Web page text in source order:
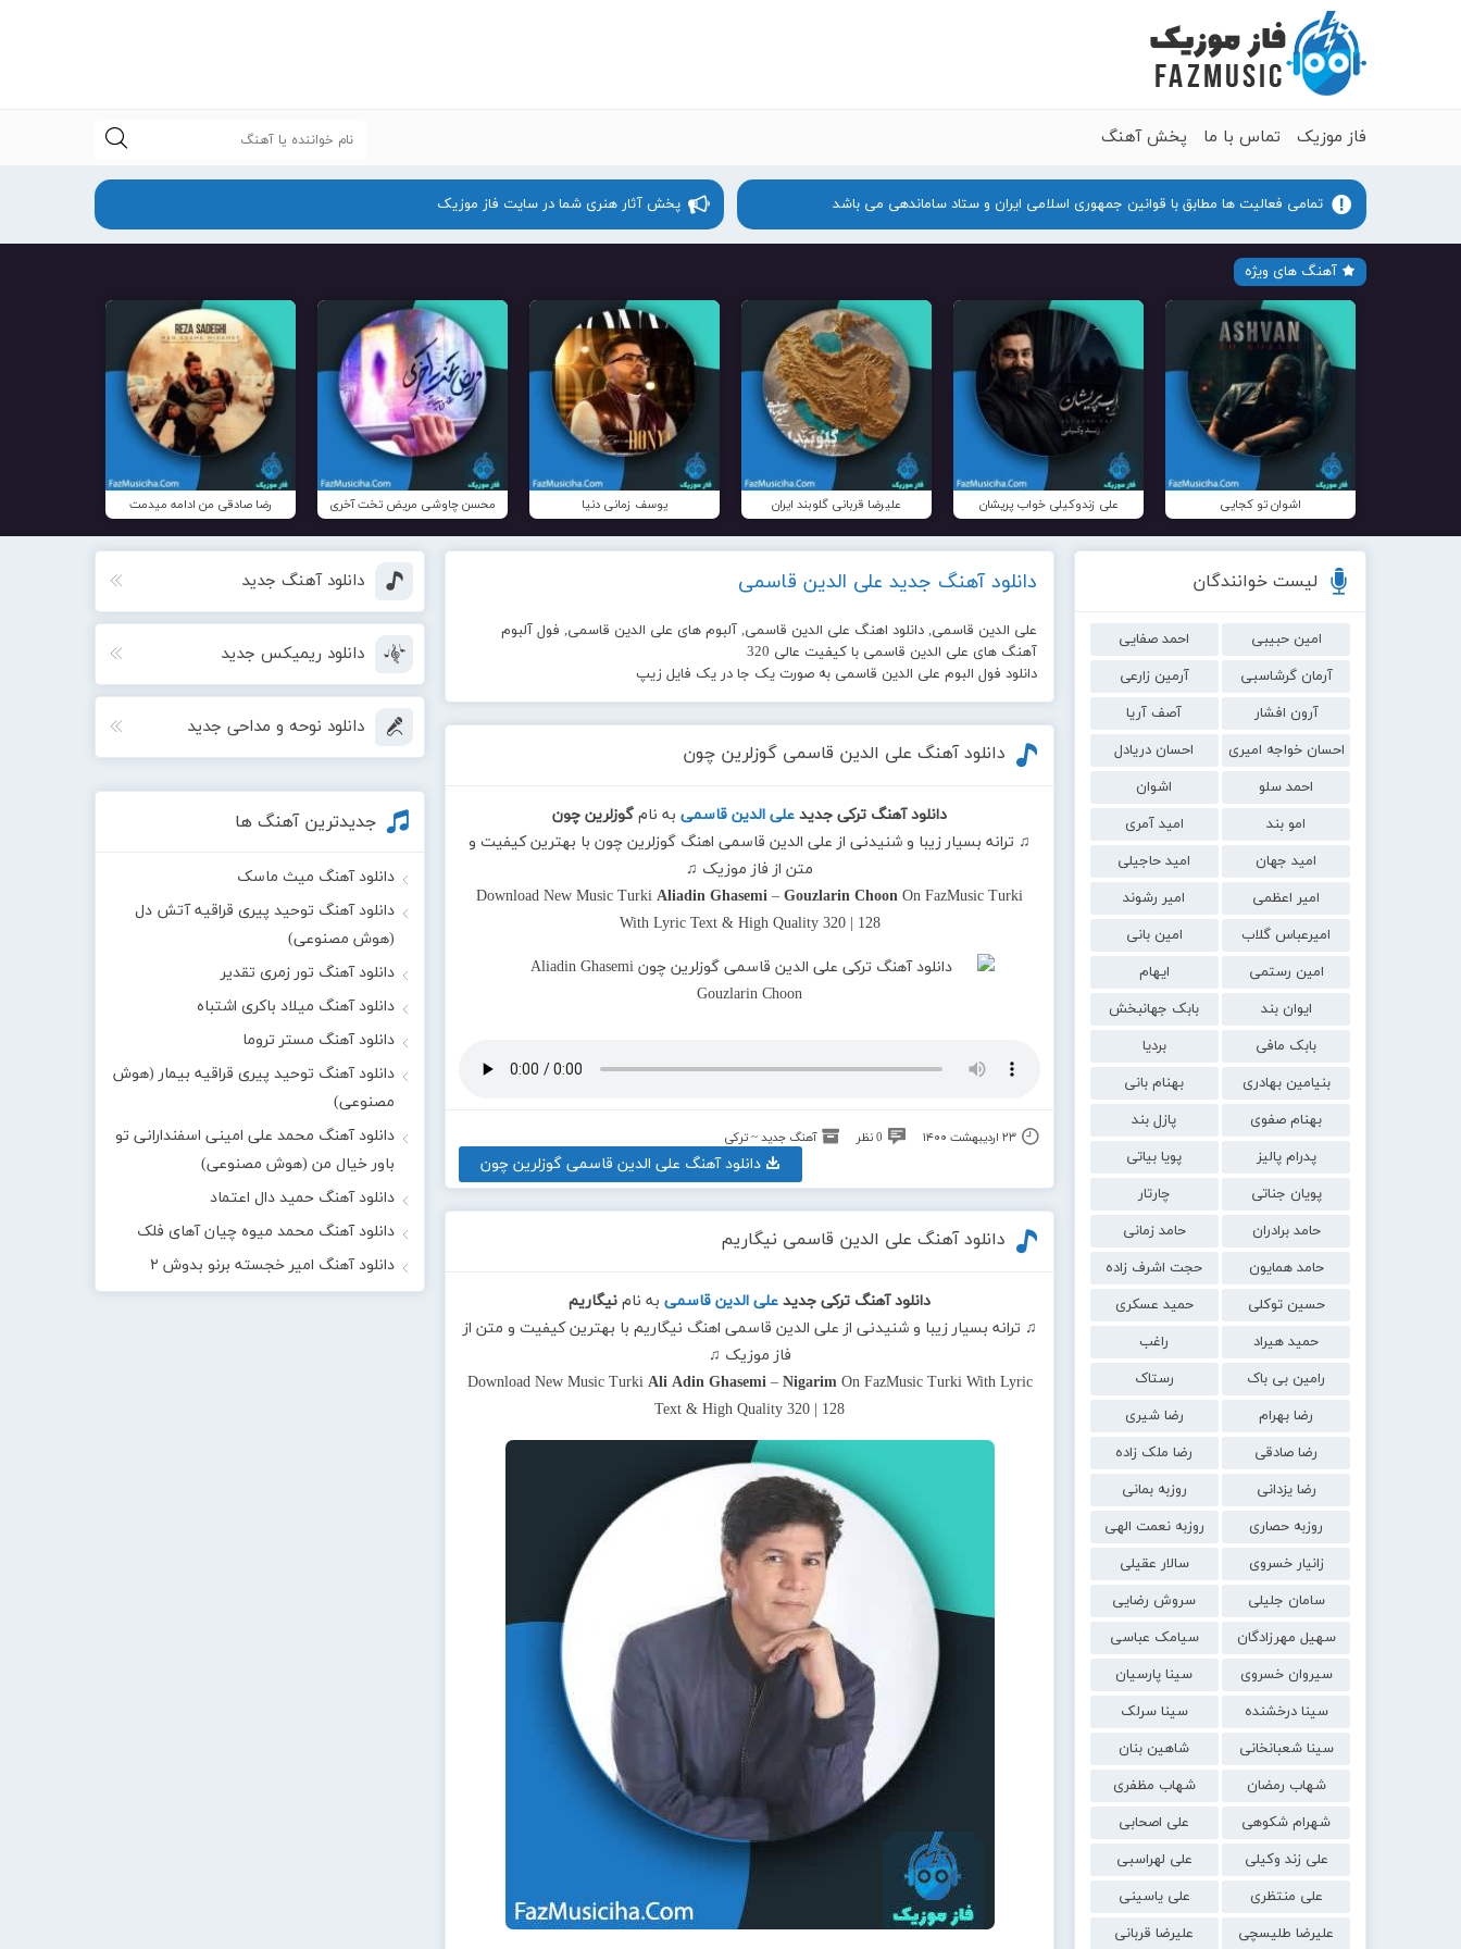
فاز موزیک تماس با ما پخش آهنگ
تمامی فعالیت ها مطابق با قوانین جمهوری اسلامی ایران و ستاد ساماندهی می باشد پخش آثار هنری شما در سایت فاز موزیک
آهنگ های ویژه
اشوان تو کجایی علی زندوکیلی خواب پریشان علیرضا قربانی گلوبند ایران یوسف زمانی دنیا محسن چاوشی مریض تخت آخری رضا صادقی من ادامه میدمت
لیست خوانندگان
امین حبیبی
احمد صفایی
آرمان گرشاسبی
آرمین زارعی
آرون افشار
آصف آریا
احسان خواجه امیری
احسان دریادل
احمد سلو
اشوان
امو بند
امید آمری
امید جهان
امید حاجیلی
امیر اعظمی
امیر رشوند
امیرعباس گلاب
امین بانی
امین رستمی
ایهام
ایوان بند
بابک جهانبخش
بابک مافی
بردیا
بنیامین بهادری
بهنام بانی
بهنام صفوی
پازل بند
پدرام پالیز
پویا بیاتی
پویان جناتی
چارتار
حامد برادران
حامد زمانی
حامد همایون
حجت اشرف زاده
حسین توکلی
حمید عسکری
حمید هیراد
راغب
رامین بی باک
رستاک
رضا بهرام
رضا شیری
رضا صادقی
رضا ملک زاده
رضا یزدانی
روزبه بمانی
روزبه حصاری
روزبه نعمت الهی
زانیار خسروی
سالار عقیلی
سامان جلیلی
سروش رضایی
سهیل مهرزادگان
سیامک عباسی
سیروان خسروی
سینا پارسیان
سینا درخشنده
سینا سرلک
سینا شعبانخانی
شاهین بنان
شهاب رمضان
شهاب مظفری
شهرام شکوهی
علی اصحابی
علی زند وکیلی
علی لهراسبی
علی منتظری
علی یاسینی
علیرضا طلیسچی
علیرضا قربانی
دانلود آهنگ جدید علی الدین قاسمی
علی الدین قاسمی, دانلود اهنگ علی الدین قاسمی, آلبوم های علی الدین قاسمی, فول آلبوم
آهنگ های علی الدین قاسمی با کیفیت عالی 320
دانلود فول البوم علی الدین قاسمی به صورت یک جا در یک فایل زیپ
دانلود آهنگ علی الدین قاسمی گوزلرین چون
دانلود آهنگ ترکی جدید علی الدین قاسمیبه نام گوزلرین چون
♫ ترانه بسیار زیبا و شنیدنی از علی الدین قاسمی اهنگ گوزلرین چون با بهترین کیفیت و
متن از فاز موزیک ♫
Download New Music TurkiAliadin Ghasemi –Gouzlarin Choon On FazMusic Turki
With Lyric Text & High Quality 320 | 128
۲۳ اردیبهشت ۱۴۰۰ 0 نظر آهنگ جدید ~ ترکی
دانلود آهنگ علی الدین قاسمی گوزلرین چون
دانلود آهنگ علی الدین قاسمی نیگاریم
دانلود آهنگ ترکی جدید علی الدین قاسمیبه نام نیگاریم
♫ ترانه بسیار زیبا و شنیدنی از علی الدین قاسمی اهنگ نیگاریم با بهترین کیفیت و متن از
فاز موزیک ♫
Download New Music Turki Ali Adin Ghasemi– NigarimOn FazMusic Turki With Lyric
Text & High Quality 320 | 128
دانلود آهنگ جدید
دانلود ریمیکس جدید
دانلود نوحه و مداحی جدید
جدیدترین آهنگ ها
دانلود آهنگ میث ماسک
دانلود آهنگ توحید پیری قراقیه آتش دل
(هوش مصنوعی)
دانلود آهنگ تور زمری تقدیر
دانلود آهنگ میلاد باکری اشتباه
دانلود آهنگ مستر تروما
دانلود آهنگ توحید پیری قراقیه بیمار (هوش
مصنوعی)
دانلود آهنگ محمد علی امینی اسفندارانی تو
باور خیال من (هوش مصنوعی)
دانلود آهنگ حمید دال اعتماد
دانلود آهنگ محمد میوه چیان آهای فلک
دانلود آهنگ امیر خجسته برنو بدوش ۲